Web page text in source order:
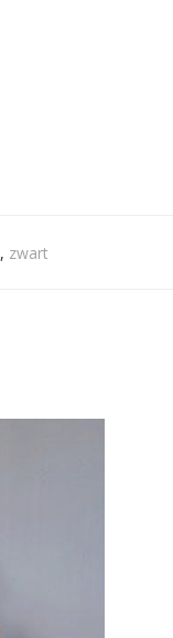
, zwart